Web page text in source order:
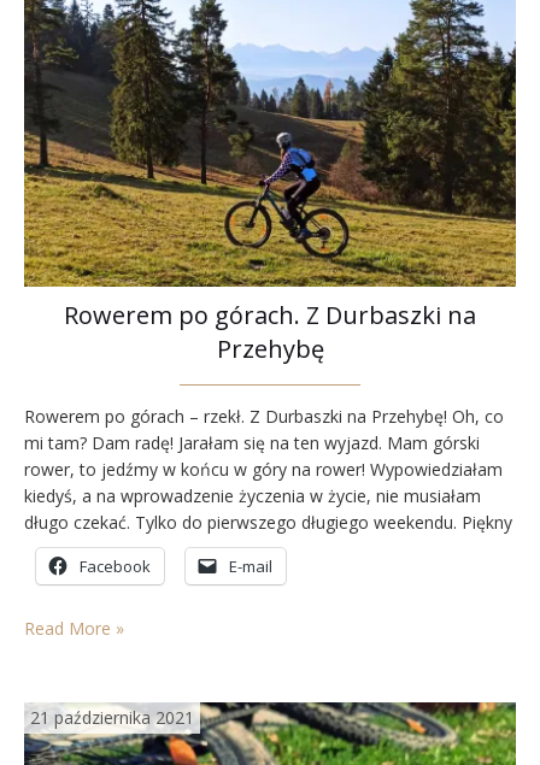
Rowerem po górach. Z Durbaszki na
Przehybę
Rowerem po górach – rzekł. Z Durbaszki na Przehybę! Oh, co
mi tam? Dam radę! Jarałam się na ten wyjazd. Mam górski
rower, to jedźmy w końcu w góry na rower! Wypowiedziałam
kiedyś, a na wprowadzenie życzenia w życie, nie musiałam
długo czekać. Tylko do pierwszego długiego weekendu. Piękny
dzień, piękne słońce, choć temperatura już listopadowa. Kiedy
auto zostało już…
Facebook E-mail
Read More »
21 października 2021